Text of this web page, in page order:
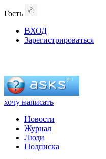
Гость
ВХОД
Зарегистрироваться
хочу написать
Новости
Журнал
Люди
Подписка